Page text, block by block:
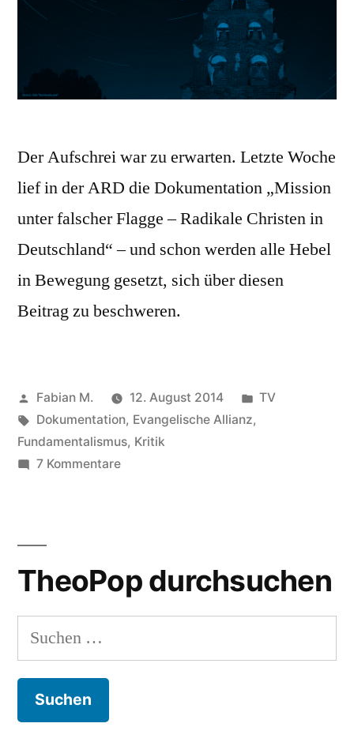
Der Aufschrei war zu erwarten. Letzte Woche
lief in der ARD die Dokumentation „Mission
unter falscher Flagge – Radikale Christen in
Deutschland“ – und schon werden alle Hebel
in Bewegung gesetzt, sich über diesen
Beitrag zu beschweren.
Veröffentlicht
von
Fabian M. 12. August 2014
Veröffentlicht
TV
Schlagwörter:
Dokumentation, Evangelische Allianz,
Fundamentalismus, Kritik
7 Kommentarezu
falscher
Flagge“
TheoPop durchsuchen
Suchen
nach: